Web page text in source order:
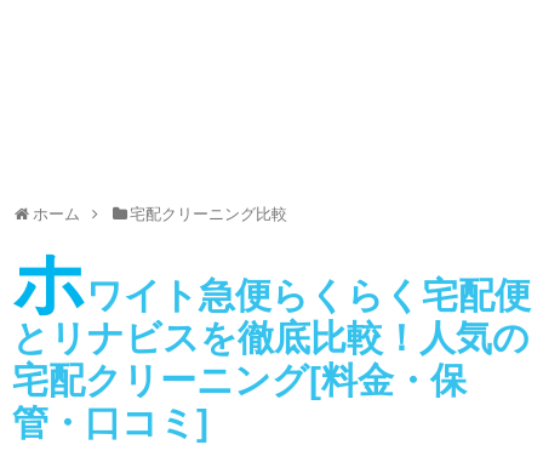
ホーム 宅配クリーニング比較
ホワイト急便らくらく宅配便
とリナビスを徹底比較！人気の
宅配クリーニング[料金・保
管・口コミ]